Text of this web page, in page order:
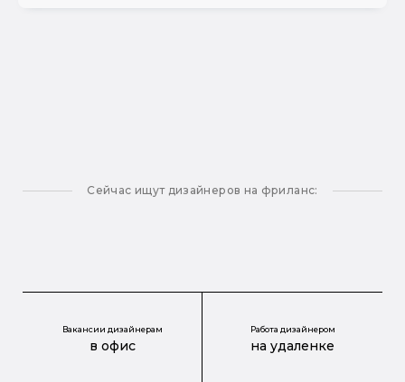
Сейчас ищут дизайнеров на фриланс:
Вакансии дизайнерам
в офис
Работа дизайнером
на удаленке